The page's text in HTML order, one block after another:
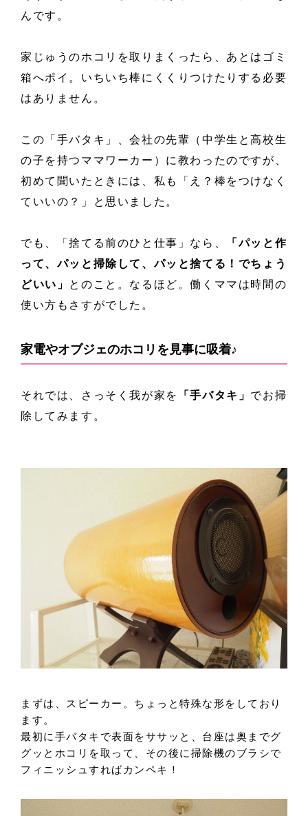
んです。
家じゅうのホコリを取りまくったら、あとはゴミ
箱へポイ。いちいち棒にくくりつけたりする必要
はありません。
この「手バタキ」、会社の先輩（中学生と高校生
の子を持つママワーカー）に教わったのですが、
初めて聞いたときには、私も「え？棒をつけなく
ていいの？」と思いました。
でも、「捨てる前のひと仕事」なら、
「パッと作
って、パッと掃除して、パッと捨てる！でちょう
どいい」 とのこと。なるほど。働くママは時間の
使い方もさすがでした。
家電やオブジェのホコリを見事に吸着♪
それでは、さっそく我が家を 「手バタキ」 でお掃
除してみます。
まずは、スピーカー。ちょっと特殊な形をしており
ます。
最初に手バタキで表面をササッと、台座は奥までグ
グッとホコリを取って、その後に掃除機のブラシで
フィニッシュすればカンペキ！